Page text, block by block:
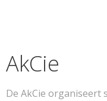
AkCie
De AkCie organiseert